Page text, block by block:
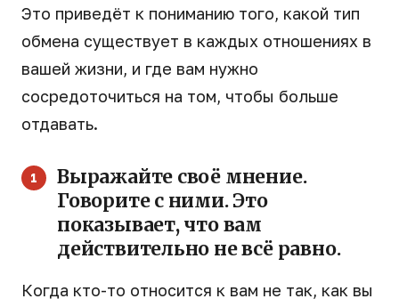
Это приведёт к пониманию того, какой тип
обмена существует в каждых отношениях в
вашей жизни, и где вам нужно
сосредоточиться на том, чтобы больше
отдавать.
Выражайте своё мнение.
Говорите с ними. Это
показывает, что вам
действительно не всё равно.
Когда кто-то относится к вам не так, как вы